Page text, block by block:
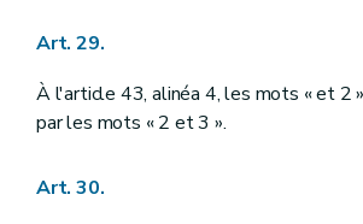
Art. 29.
À l'article 43, alinéa 4, les mots « et 2
par les mots « 2 et 3 ».
Art. 30.